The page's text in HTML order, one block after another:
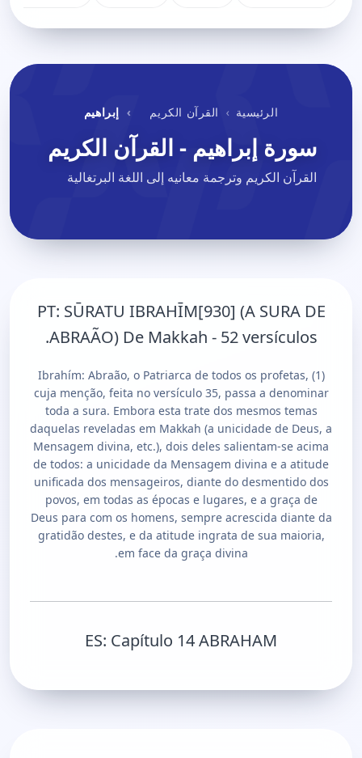
الرئيسية القرآن الكريم إبراهيم
سورة إبراهيم - القرآن الكريم
القرآن الكريم وترجمة معانيه إلى اللغة البرتغالية
PT: SŪRATU IBRAHĪM[930] (A SURA DE
ABRAÃO) De Makkah - 52 versículos.
(1) Ibrahím: Abraão, o Patriarca de todos os profetas,
cuja menção, feita no versículo 35, passa a denominar
toda a sura. Embora esta trate dos mesmos temas
daquelas reveladas em Makkah (a unicidade de Deus, a
Mensagem divina, etc.), dois deles salientam-se acima
de todos: a unicidade da Mensagem divina e a atitude
unificada dos mensageiros, diante do desmentido dos
povos, em todas as épocas e lugares, e a graça de
Deus para com os homens, sempre acrescida diante da
gratidão destes, e da atitude ingrata de sua maioria,
em face da graça divina.
ES: Capítulo 14 ABRAHAM